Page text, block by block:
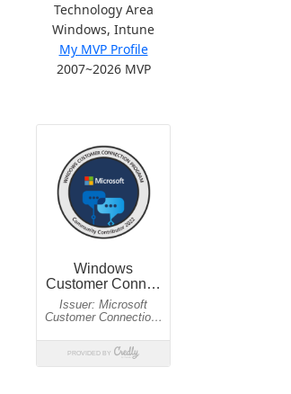
Technology Area
Windows, Intune
My MVP Profile
2007~2026 MVP